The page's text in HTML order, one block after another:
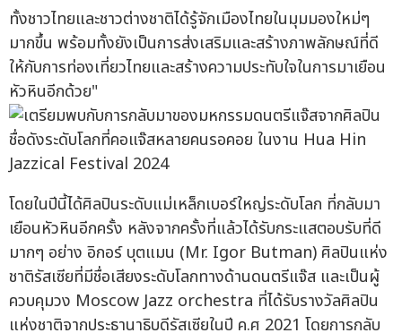
ทั้งชาวไทยและชาวต่างชาติได้รู้จักเมืองไทยในมุมมองใหม่ๆ
มากขึ้น พร้อมทั้งยังเป็นการส่งเสริมและสร้างภาพลักษณ์ที่ดี
ให้กับการท่องเที่ยวไทยและสร้างความประทับใจในการมาเยือน
หัวหินอีกด้วย"
โดยในปีนี้ได้ศิลปินระดับแม่เหล็กเบอร์ใหญ่ระดับโลก ที่กลับมา
เยือนหัวหินอีกครั้ง หลังจากครั้งที่แล้วได้รับกระแสตอบรับที่ดี
มากๆ อย่าง อิกอร์ บุตแมน (Mr. Igor Butman) ศิลปินแห่ง
ชาติรัสเซียที่มีชื่อเสียงระดับโลกทางด้านดนตรีแจ๊ส และเป็นผู้
ควบคุมวง Moscow Jazz orchestra ที่ได้รับรางวัลศิลปิน
แห่งชาติจากประธานาธิบดีรัสเซียในปี ค.ศ 2021 โดยการกลับ